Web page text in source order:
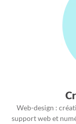
Web-design :
support web et